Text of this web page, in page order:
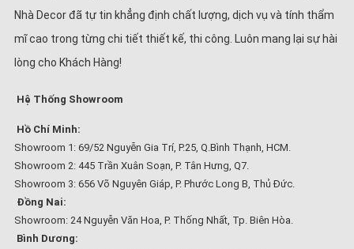
Nhà Decor đã tự tin khẳng định chất lượng, dịch vụ và tính thẩm
mĩ cao trong từng chi tiết thiết kế, thi công. Luôn mang lại sự hài
lòng cho Khách Hàng!
Hệ Thống Showroom
Hồ Chí Minh:
Showroom 1: 69/52 Nguyễn Gia Trí, P.25, Q.Bình Thạnh, HCM.
Showroom 2: 445 Trần Xuân Soạn, P. Tân Hưng, Q7.
Showroom 3: 656 Võ Nguyên Giáp, P. Phước Long B, Thủ Đức.
Đồng Nai:
Showroom: 24 Nguyễn Văn Hoa, P. Thống Nhất, Tp. Biên Hòa.
Bình Dương: